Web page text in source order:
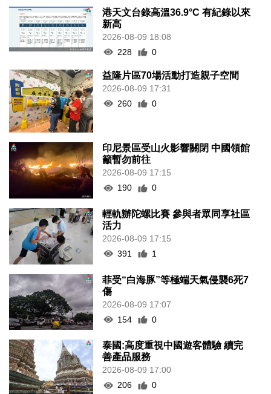
港天文台錄高溫36.9°C 有紀錄以來
新高
2026-08-09 18:08
228
0
益隆片區70場活動打造親子空間
2026-08-09 17:31
260
0
印尼景區受山火影響關閉 中國領館
籲暫勿前往
2026-08-09 17:15
190
0
輕軌辦陀螺比賽 參與者眾同享社區
活力
2026-08-09 17:15
391
1
菲受“白海豚”等極端天氣侵襲6死7
傷
2026-08-09 17:07
154
0
泰國:高度重視中國遊客體驗 續完
善產品服務
2026-08-09 17:00
206
0